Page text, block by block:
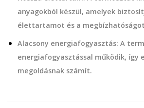
anyagokból készül, amelyek
élettartamot és a
Alacsony energiafogyasztás: A
energiafogyasztással működik, így
megoldásnak számít.